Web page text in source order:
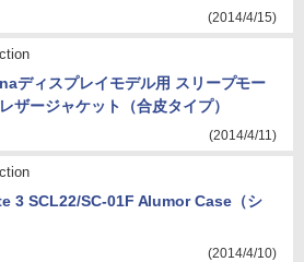
(2014/4/15)
ディスプレイモデル用 スリープモー
ザージャケット（合皮タイプ）
(2014/4/11)
3 SCL22/SC-01F Alumor Case（シ
(2014/4/10)